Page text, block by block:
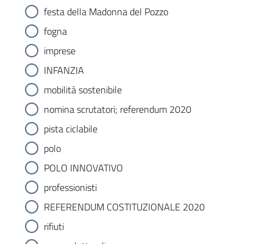
festa della Madonna del Pozzo
fogna
imprese
INFANZIA
mobilità sostenibile
nomina scrutatori; referendum 2020
pista ciclabile
polo
POLO INNOVATIVO
professionisti
REFERENDUM COSTITUZIONALE 2020
rifiuti